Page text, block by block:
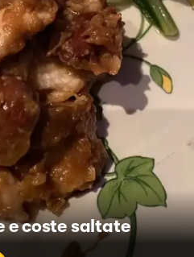
e coste saltate